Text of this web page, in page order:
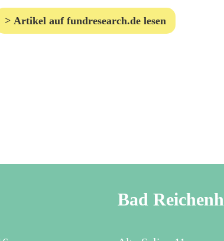
Artikel auf fundresearch.de lesen
Bad